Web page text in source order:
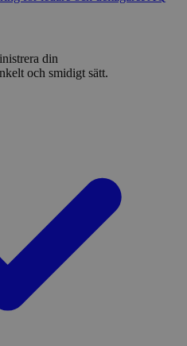
din
och smidigt sätt.